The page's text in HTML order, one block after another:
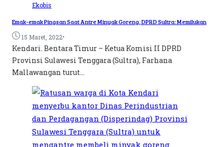
Ekobis
Emak-emak Pingsan Saat Antre Minyak Goreng, DPRD Sultra: Memilukan
15 Maret, 2022•
Kendari. Bentara Timur – Ketua Komisi II DPRD
Provinsi Sulawesi Tenggara (Sultra), Farhana
Mallawangan turut...